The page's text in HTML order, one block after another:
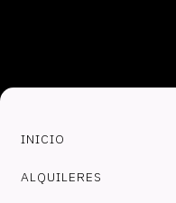
INICIO
ALQUILERES